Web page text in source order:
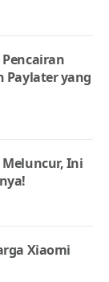
Paylater yang
Meluncur, Ini
Xiaomi